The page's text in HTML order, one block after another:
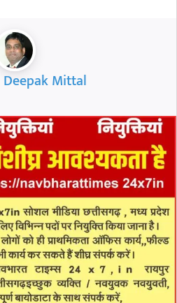
Deepak Mittal